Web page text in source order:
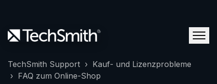
TechSmith Support
Kauf- und Lizenzprobleme
FAQ zum Online-Shop